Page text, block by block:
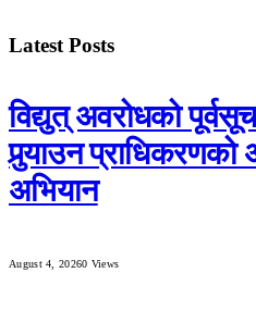
Latest Posts
विद्युत् अवरोधको
पुर्‍याउन
अभियान
August 4, 20260 Views